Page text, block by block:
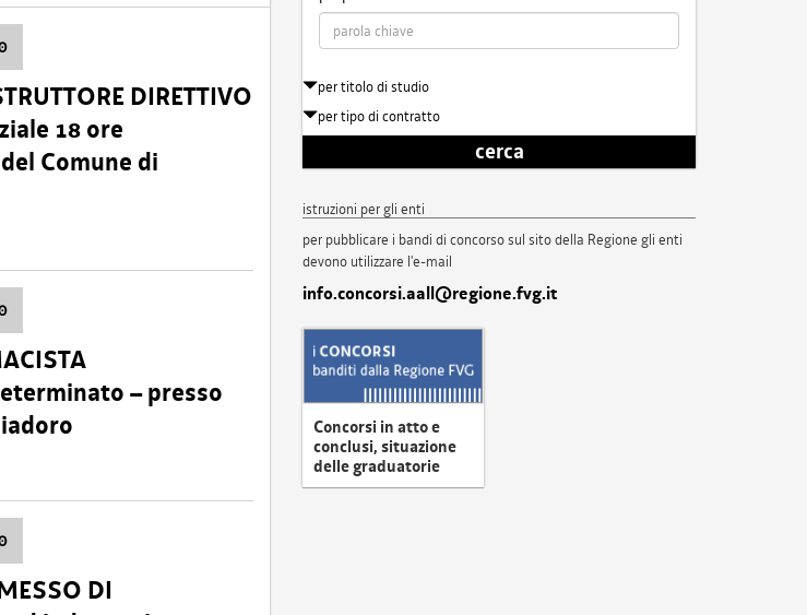
DIRETTIVO
18 ore
Comune di
– presso
DI
per titolo di studio
per tipo di contratto
cerca
istruzioni per gli enti
per pubblicare i bandi di concorso sul sito della Regione gli enti
devono utilizzare l'e-mail
info.concorsi.aall@regione.fvg.it
Concorsi in atto e
conclusi, situazione
delle graduatorie